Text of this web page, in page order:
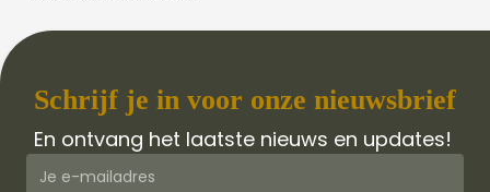
Schrijf je in voor onze nieuwsbrief
En ontvang het laatste nieuws en updates!